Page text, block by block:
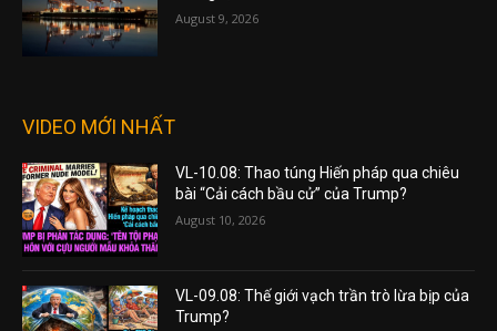
August 9, 2026
VIDEO MỚI NHẤT
VL-10.08: Thao túng Hiến pháp qua chiêu
bài “Cải cách bầu cử” của Trump?
August 10, 2026
VL-09.08: Thế giới vạch trần trò lừa bịp của
Trump?